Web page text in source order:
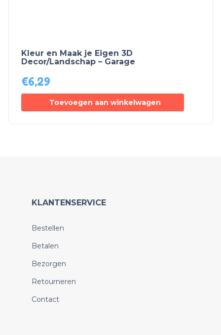
Kleur en Maak je Eigen 3D
Decor/Landschap – Garage
€6,29
Toevoegen aan winkelwagen
KLANTENSERVICE
Bestellen
Betalen
Bezorgen
Retourneren
Contact